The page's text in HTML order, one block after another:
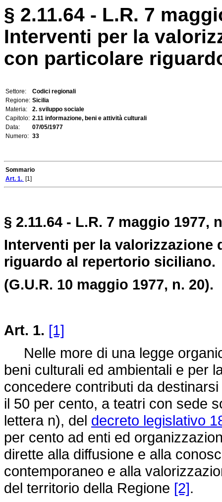
§ 2.11.64 - L.R. 7
Interventi per la
con particolare
Settore:
Codici regionali
Regione: Sicilia
Materia:
2. sviluppo sociale
Capitolo: 2.11 informazione, beni e attività culturali
Data:
07/05/1977
Numero: 33
Sommario
Art. 1. [1]
§ 2.11.64 - L.R. 7 maggio 1977,
Interventi per la
riguardo al repertorio siciliano.
(G.U.R. 10 maggio 1977, n. 20).
Art. 1. [1]
Nelle more di una legge
beni culturali ed ambientali e per
concedere contributi da
il 50 per cento, a teatri con sede
lettera n), del decreto legislativo
per cento ad enti ed
dirette alla diffusione e alla
contemporaneo e alla
del territorio della Regione [2].